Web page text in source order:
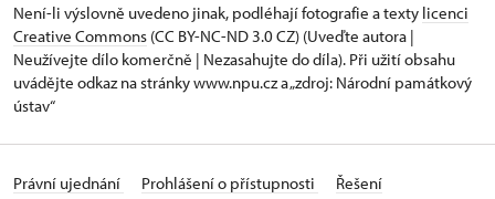
Není-li výslovně uvedeno jinak, podléhají fotografie a texty licenci
Creative Commons (CC BY-NC-ND 3.0 CZ) (Uveďte autora |
Neužívejte dílo komerčně | Nezasahujte do díla). Při užití obsahu
uvádějte odkaz na stránky www.npu.cz a „zdroj: Národní památkový
ústav“
Právní ujednání Prohlášení o přístupnosti
Řešení